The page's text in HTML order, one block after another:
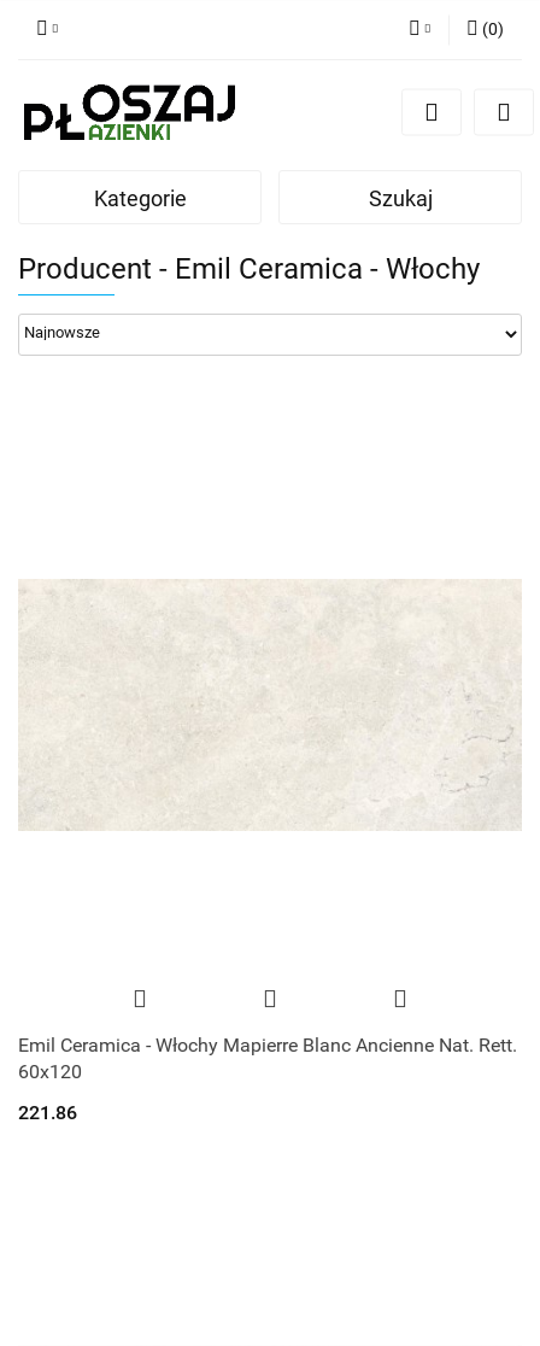
Zgody cookies
(0)
Kategorie Szukaj
Producent - Emil Ceramica - Włochy
Emil Ceramica - Włochy Mapierre Blanc Ancienne Nat. Rett.
60x120
221.86